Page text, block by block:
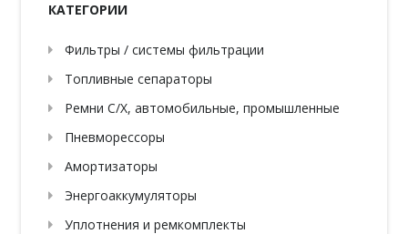
КАТЕГОРИИ
Фильтры / системы фильтрации
Топливные сепараторы
Ремни С/Х, автомобильные, промышленные
Пневморессоры
Амортизаторы
Энергоаккумуляторы
Уплотнения и ремкомплекты